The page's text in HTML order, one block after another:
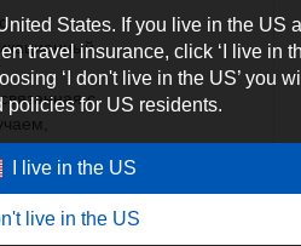
States. If you live in the US
travel insurance, click ‘I live in
‘I don't live in the US’ you
policies for US residents.
I live in the US
live in the US
с
нам понять